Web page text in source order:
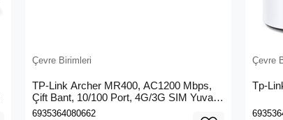
Çevre Birimleri
TP-Link Archer MR400, AC1200 Mbps,
Çift Bant, 10/100 Port, 4G/3G SIM Yuvası,
Kablosuz 4G LTE Router
6935364080662
Çevre
Tp-